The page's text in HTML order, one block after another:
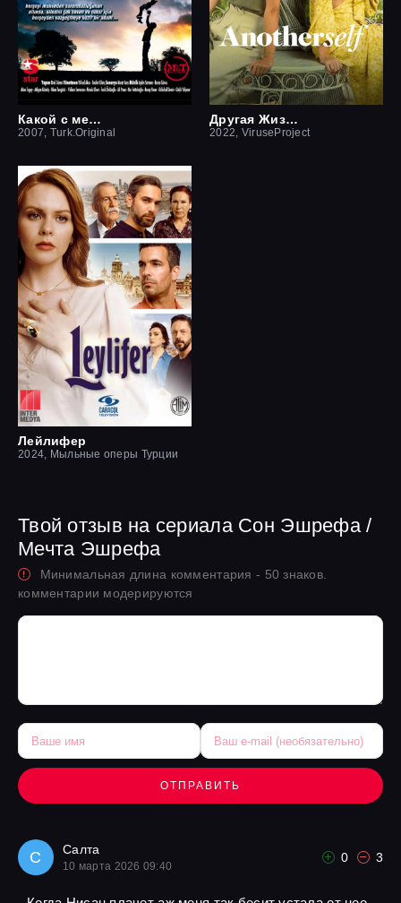
Какой с меня отец
2007, Turk.Original
Другая Жизнь
2022, ViruseProject
Лейлифер
2024, Мыльные оперы Турции
Твой отзыв на сериала Сон Эшрефа /
Мечта Эшрефа
Минимальная длина комментария - 50 знаков.
комментарии модерируются
ОТПРАВИТЬ
С Салта
10 марта 2026 09:40
0 3